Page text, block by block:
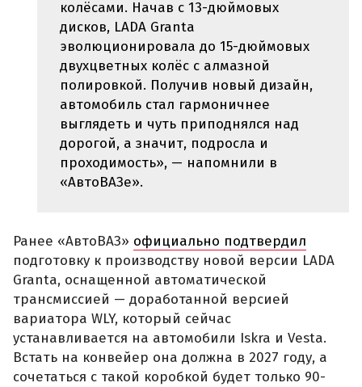
колёсами. Начав с 13-дюймовых
дисков, LADA Granta
эволюционировала до 15-дюймовых
двухцветных колёс с алмазной
полировкой. Получив новый дизайн,
автомобиль стал гармоничнее
выглядеть и чуть приподнялся над
дорогой, а значит, подросла и
проходимость», — напомнили в
«АвтоВАЗе».
Ранее «АвтоВАЗ» официально подтвердил
подготовку к производству новой версии LADA
Granta, оснащенной автоматической
трансмиссией — доработанной версией
вариатора WLY, который сейчас
устанавливается на автомобили Iskra и Vesta.
Встать на конвейер она должна в 2027 году, а
сочетаться с такой коробкой будет только 90-